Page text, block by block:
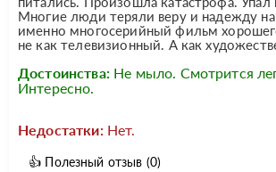
Многие люди теряли веру и надежду на
именно многосерийный фильм
не как телевизионный. А как
Достоинства: Не мыло. Смотрится
Интересно.
Недостатки: Нет.
👍 Полезный отзыв (0)